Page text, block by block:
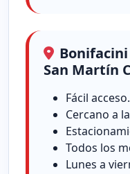
Bonifacini
San Martín
Fácil acceso.
Cercano a
Todos los
Lunes a